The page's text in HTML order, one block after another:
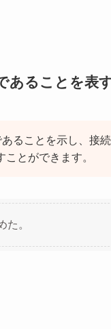
あることを表
ることを示し、接続
ことができます。
た。